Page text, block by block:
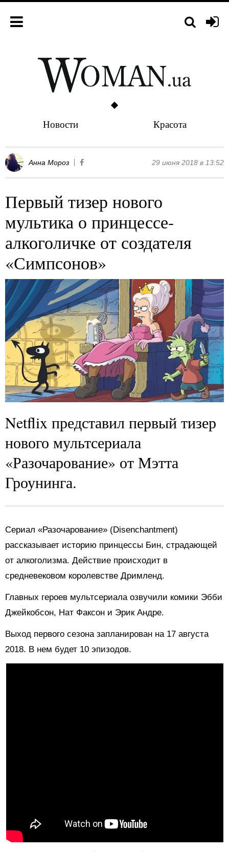
Новости Красота
Анна Мороз 29 июня 2018 в 13:52
Первый тизер нового
мультика о принцессе-
алкоголичке от создателя
«Симпсонов»
Netflix представил первый тизер
нового мультсериала
«Разочарование» от Мэтта
Гроунинга.
Сериал «Разочарование» (Disenchantment)
рассказывает историю принцессы Бин, страдающей
от алкоголизма. Действие происходит в
средневековом королевстве Дримленд.
Главных героев мультсериала озвучили комики Эбби
Джейкобсон, Нат Факсон и Эрик Андре.
Выход первого сезона запланирован на 17 августа
2018. В нем будет 10 эпизодов.